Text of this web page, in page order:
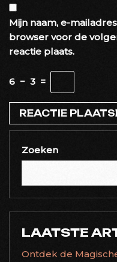
Mijn naam, e-
browser voor de
reactie plaats.
6 − 3 =
Zoeken
LAATSTE
Ontdek de